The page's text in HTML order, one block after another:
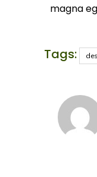
magna
Tags: